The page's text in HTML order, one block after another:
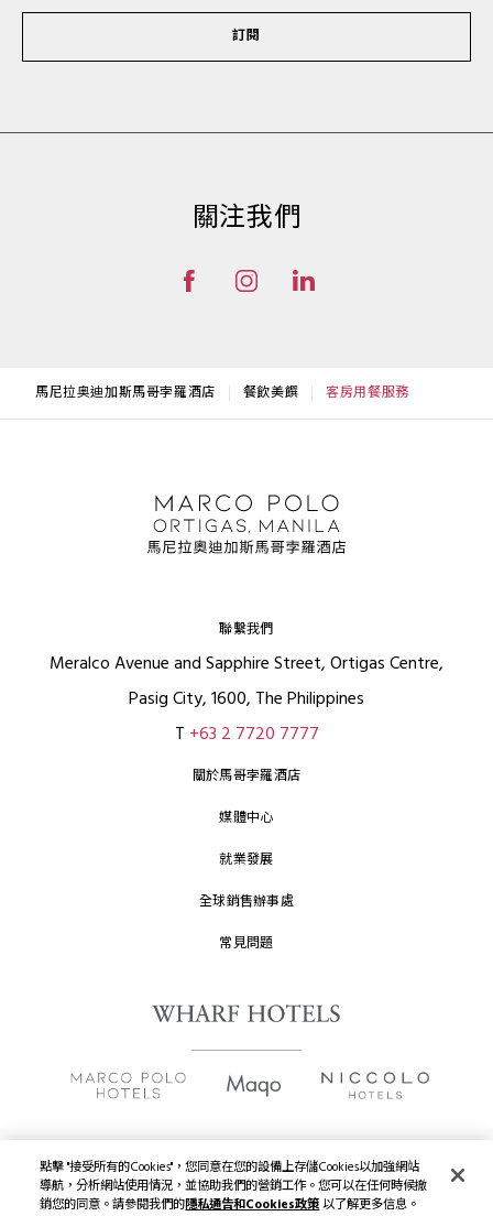
訂閱
關注我們
馬尼拉奥迪加斯馬哥孛羅酒店 餐飲美饌 客房用餐服務
聯繫我們
Meralco Avenue and Sapphire Street, Ortigas Centre,
Pasig City, 1600, The Philippines
T +63 2 7720 7777
關於馬哥孛羅酒店
媒體中心
就業發展
全球銷售辦事處
常見問題
版權及原稿2026 © 九龍倉酒店保留一切權利。
點擊 "接受所有的Cookies"，您同意在您的設備上存儲Cookies以加強網站
導航，分析網站使用情況，並協助我們的營銷工作。您可以在任何時候撤
銷您的同意。請參閱我們的隱私通告和Cookies政策以了解更多信息。